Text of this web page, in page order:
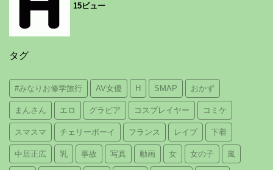
15ビュー
タグ
#みなりお修学旅行 AV女優 H SMAP おかず
まんさん エロ グラビア コスプレイヤー コミケ
スマスマ チェリーボーイ フランス レイプ 下着
中居正広 乳 事故 写真 動画 女 女の子 嵐